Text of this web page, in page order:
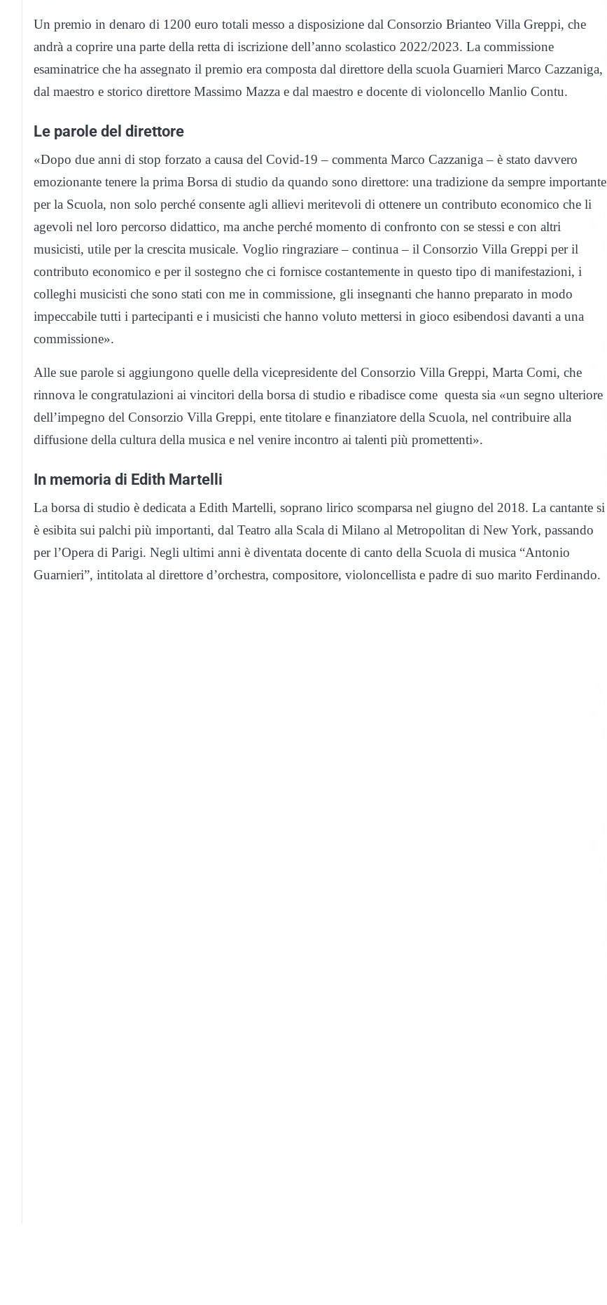
Un premio in denaro di 1200 euro totali messo a disposizione dal Consorzio Brianteo Villa Greppi, che
andrà a coprire una parte della retta di iscrizione dell’anno scolastico 2022/2023. La commissione
esaminatrice che ha assegnato il premio era composta dal direttore della scuola Guarnieri Marco Cazzaniga,
dal maestro e storico direttore Massimo Mazza e dal maestro e docente di violoncello Manlio Contu.
Le parole del direttore
«Dopo due anni di stop forzato a causa del Covid-19 – commenta Marco Cazzaniga – è stato davvero
emozionante tenere la prima Borsa di studio da quando sono direttore: una tradizione da sempre importante
per la Scuola, non solo perché consente agli allievi meritevoli di ottenere un contributo economico che li
agevoli nel loro percorso didattico, ma anche perché momento di confronto con se stessi e con altri
musicisti, utile per la crescita musicale. Voglio ringraziare – continua – il Consorzio Villa Greppi per il
contributo economico e per il sostegno che ci fornisce costantemente in questo tipo di manifestazioni, i
colleghi musicisti che sono stati con me in commissione, gli insegnanti che hanno preparato in modo
impeccabile tutti i partecipanti e i musicisti che hanno voluto mettersi in gioco esibendosi davanti a una
commissione».
Alle sue parole si aggiungono quelle della vicepresidente del Consorzio Villa Greppi, Marta Comi, che
rinnova le congratulazioni ai vincitori della borsa di studio e ribadisce come questa sia «un segno ulteriore
dell’impegno del Consorzio Villa Greppi, ente titolare e finanziatore della Scuola, nel contribuire alla
diffusione della cultura della musica e nel venire incontro ai talenti più promettenti».
In memoria di Edith Martelli
La borsa di studio è dedicata a Edith Martelli, soprano lirico scomparsa nel giugno del 2018. La cantante si
è esibita sui palchi più importanti, dal Teatro alla Scala di Milano al Metropolitan di New York, passando
per l’Opera di Parigi. Negli ultimi anni è diventata docente di canto della Scuola di musica “Antonio
Guarnieri”, intitolata al direttore d’orchestra, compositore, violoncellista e padre di suo marito Ferdinando.